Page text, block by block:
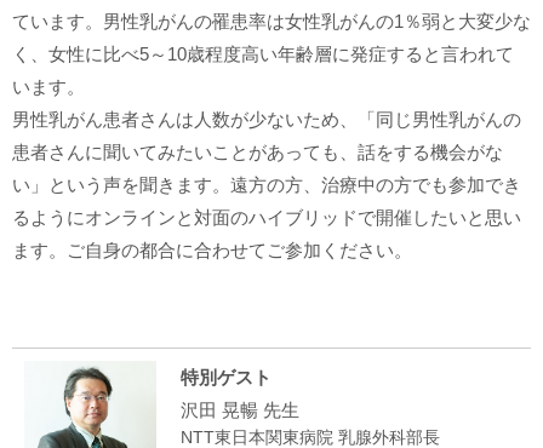
ています。男性乳がんの罹患率は女性乳がんの1％弱と大変少な
く、女性に比べ5～10歳程度高い年齢層に発症すると言われて
います。
男性乳がん患者さんは人数が少ないため、「同じ男性乳がんの
患者さんに聞いてみたいことがあっても、話をする機会がな
い」という声を聞きます。遠方の方、治療中の方でも参加でき
るようにオンラインと対面のハイブリッドで開催したいと思い
ます。ご自身の都合に合わせてご参加ください。
特別ゲスト
沢田 晃暢 先生
NTT東日本関東病院 乳腺外科部長